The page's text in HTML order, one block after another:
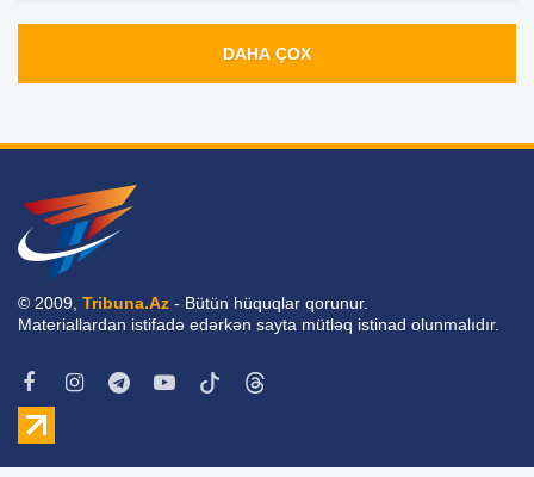
DAHA ÇOX
© 2009, Tribuna.Az - Bütün hüquqlar qorunur.
Materiallardan istifadə edərkən sayta mütləq istinad olunmalıdır.